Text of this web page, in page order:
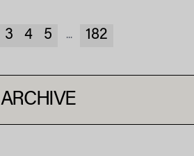
3 4 5 ... 182
ARCHIVE